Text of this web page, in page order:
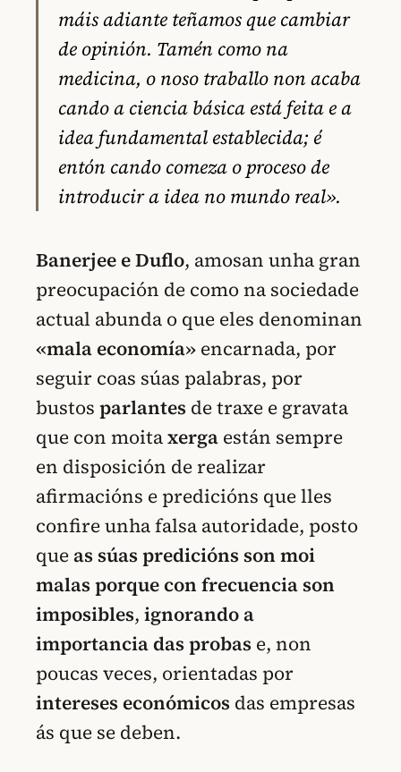
máis adiante teñamos que cambiar
de opinión. Tamén como na
medicina, o noso traballo non acaba
cando a ciencia básica está feita e a
idea fundamental establecida; é
entón cando comeza o proceso de
introducir a idea no mundo real».
Banerjee e Duflo, amosan unha gran
preocupación de como na sociedade
actual abunda o que eles denominan
«mala economía» encarnada, por
seguir coas súas palabras, por
bustos parlantes de traxe e gravata
que con moitaxerga están sempre
en disposición de realizar
afirmacións e predicións que lles
confire unha falsa autoridade, posto
queas súas predicións son moi
malas porque con frecuencia son
imposibles, ignorando a
importancia das probas e, non
poucas veces, orientadas por
intereses económicos das empresas
ás que se deben.